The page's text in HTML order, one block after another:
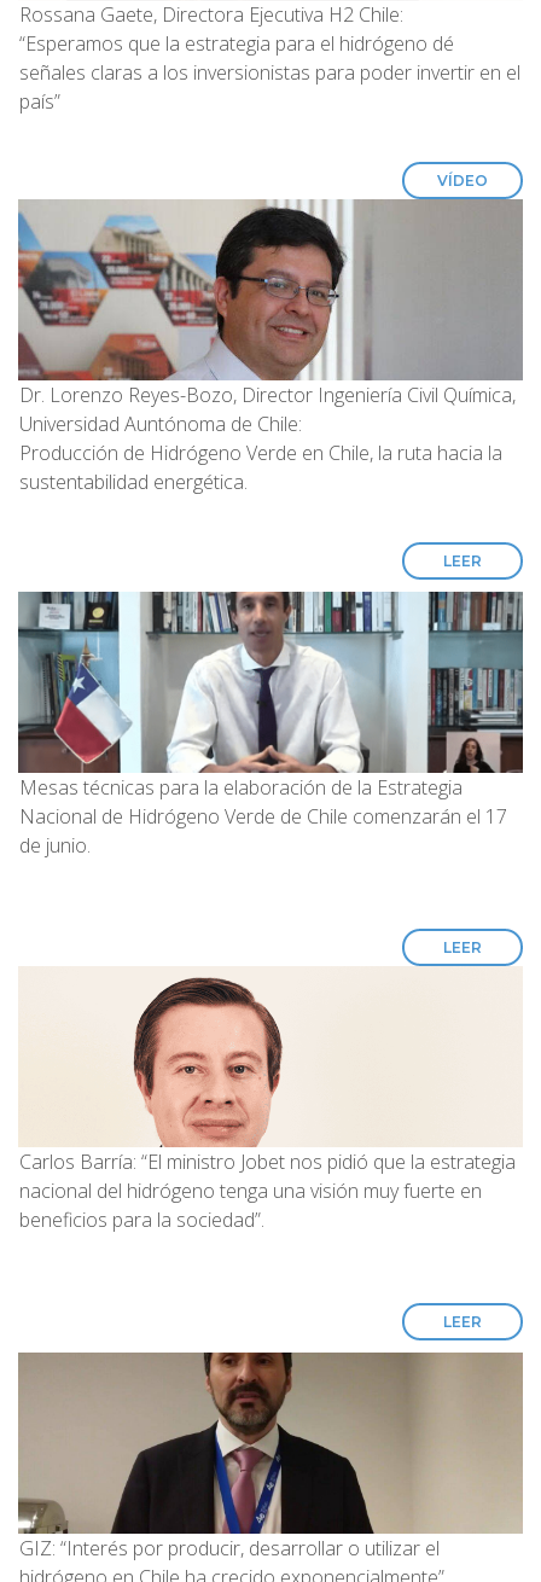
Rossana Gaete, Directora Ejecutiva H2 Chile:
“Esperamos que la estrategia para el hidrógeno dé
señales claras a los inversionistas para poder invertir en el
país”
VÍDEO
Dr. Lorenzo Reyes-Bozo, Director Ingeniería Civil Química,
Universidad Auntónoma de Chile:
Producción de Hidrógeno Verde en Chile, la ruta hacia la
sustentabilidad energética.
LEER
Mesas técnicas para la elaboración de la Estrategia
Nacional de Hidrógeno Verde de Chile comenzarán el 17
de junio.
LEER
Carlos Barría: “El ministro Jobet nos pidió que la estrategia
nacional del hidrógeno tenga una visión muy fuerte en
beneficios para la sociedad”.
LEER
GIZ: “Interés por producir, desarrollar o utilizar el